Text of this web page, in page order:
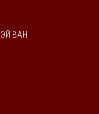
ВАН